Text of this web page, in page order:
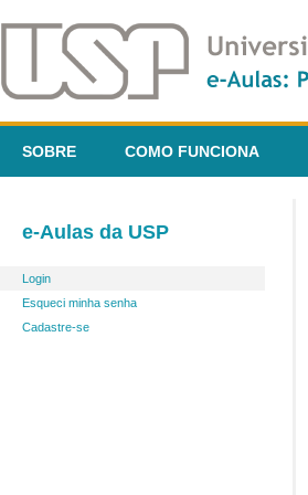
SOBRE COMO FUNCIONA
e-Aulas da USP
Login
Esqueci minha senha
Cadastre-se